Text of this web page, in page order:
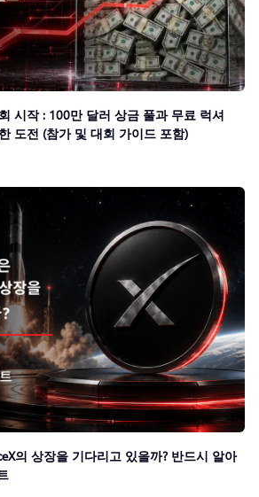
시작 : 100만 달러 상금 풀과 무료 럭셔
도전 (참가 및 대회 가이드 포함)
의 상장을 기다리고 있을까? 반드시 알아